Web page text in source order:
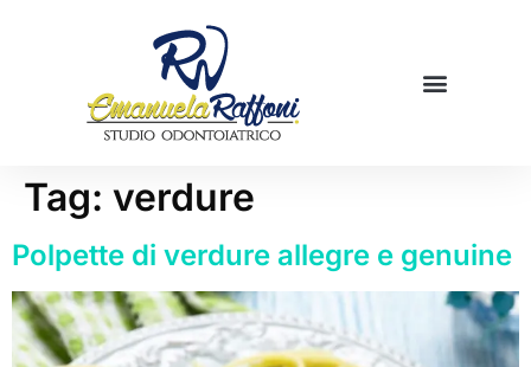
Tag: verdure
Polpette di verdure allegre e genuine